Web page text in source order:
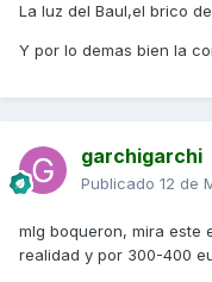
La luz del Baul,el brico
Y por lo demas bien la
garchigarchi
Publicado 12 de
mlg boqueron, mira este
realidad y por 300-400